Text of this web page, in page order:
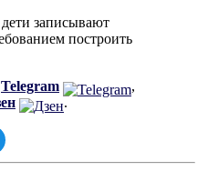
записывают
построить
Telegram
,
.